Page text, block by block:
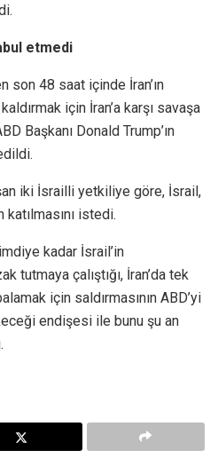
etmedi
son 48 saat içinde İran’ın
için İran’a karşı savaşa
Başkanı Donald Trump’ın
iki İsrailli yetkiliye göre, İsrail,
katılmasını istedi.
kadar İsrail’in
tutmaya çalıştığı, İran’da tek
için saldırmasının ABD’yi
endişesi ile bunu şu an